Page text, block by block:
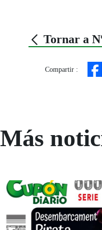
Tornar a
Compartir :
Más